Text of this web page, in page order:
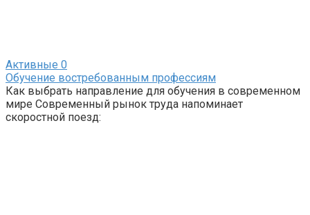
Активные 0
Обучение востребованным профессиям
Как выбрать направление для обучения в современном
мире Современный рынок труда напоминает
скоростной поезд: